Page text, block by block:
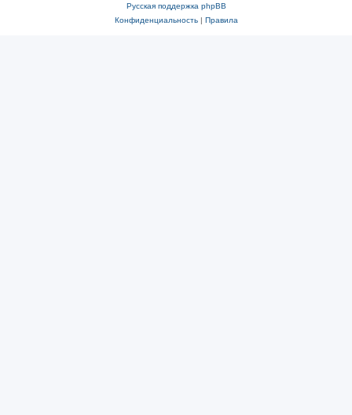
Русская поддержка phpBB
Конфиденциальность| Правила